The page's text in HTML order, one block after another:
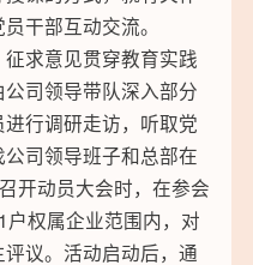
干部互动交流。
求意见贯穿教育实践
司领导带队深入部分
行调研走访，听取党
司领导班子和总部在
开动员大会时，在参会
权属企业范围内，对
议。活动启动后，通